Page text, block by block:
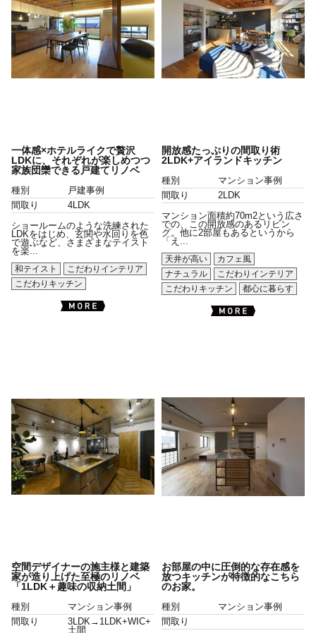
一体感×ホテルライクで贅沢
LDKに、それぞれが楽しめつつ
家族団欒できる戸建てリノベ
種別
戸建事例
間取り
4LDK
ショールームのような洗練された
LDKをはじめ、玄関や水回りを色
で遊ぶなど、さまざまなテイスト
を楽...
和テイスト
こだわりインテリア
こだわりキッチン
開放感たっぷりの間取り術
2LDK+アイランドキッチン
種別
マンション事例
間取り
2LDK
マンション面積約70m2という広さ
での、この開放感のあるリビン
グ。他に2部屋もあるというから
「え...
天井が高い
カフェ風
ナチュラル
こだわりインテリア
こだわりキッチン
都心に暮らす
空間デザイナーの施主様と建築
家が造り上げた至極のリノベ
「1LDK＋趣味の収納土間」
種別
マンション事例
間取り
3LDK→1LDK+WIC+
土間
お部屋の中に圧倒的な存在感を
放つキッチンが特徴的なこちら
のお家。
種別
マンション事例
間取り